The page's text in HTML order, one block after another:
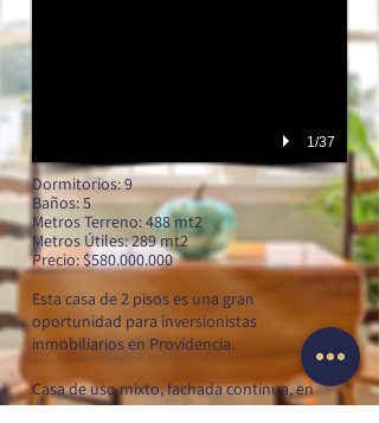
1/37
Dormitorios: 9
Baños: 5
Metros Terreno: 488 mt2
MetrosÚtiles: 289 mt2
Precio: $580.000.000
Esta casa de 2 pisos es una gran
oportunidad para inversionistas
inmobiliarios en Providencia.
Casa de uso mixto, fachada continua, en
zona de mucho interés y gran conectividad.